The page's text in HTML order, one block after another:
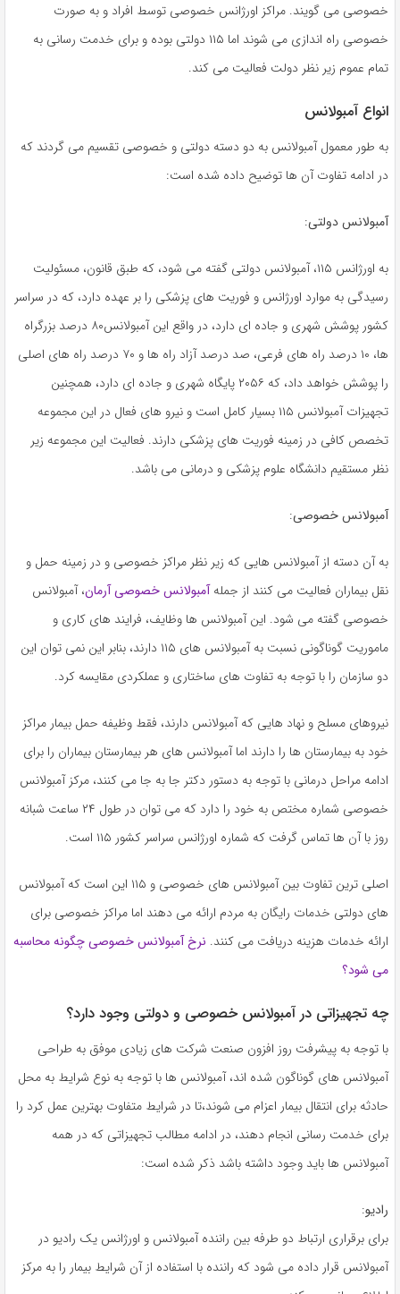
خصوصی می گویند. مراکز اورژانس خصوصی توسط افراد و به صورت
خصوصی راه اندازی می شوند اما ۱۱۵ دولتی بوده و برای خدمت رسانی به
تمام عموم زیر نظر دولت فعالیت می کند.
انواع آمبولانس
به طور معمول آمبولانس به دو دسته دولتی و خصوصی تقسیم می گردند که
در ادامه تفاوت آن ها توضیح داده شده است:
آمبولانس دولتی:
به اورژانس ۱۱۵، آمبولانس دولتی گفته می شود، که طبق قانون، مسئولیت
رسیدگی به موارد اورژانس و فوریت های پزشکی را بر عهده دارد، که در سراسر
کشور پوشش شهری و جاده ‌ای دارد، در واقع این آمبولانس۸۰ درصد بزرگراه
ها، ۱۰ درصد راه های فرعی، صد درصد آزاد راه ها و ۷۰ درصد راه های اصلی
را پوشش خواهد داد، که ۲۰۵۶ پایگاه شهری و جاده ‌ای دارد، همچنین
تجهیزات آمبولانس ۱۱۵ بسیار کامل است و نیرو های فعال در این مجموعه
تخصص کافی در زمینه فوریت های پزشکی دارند. فعالیت این مجموعه زیر
نظر مستقیم دانشگاه علوم پزشکی و درمانی می باشد.
آمبولانس خصوصی:
به آن دسته از آمبولانس هایی که زیر نظر مراکز خصوصی و در زمینه حمل و
نقل بیماران فعالیت می کنند از جملهآمبولانس خصوصی آرمان، آمبولانس
خصوصی گفته می شود. این آمبولانس ها وظایف، فرایند های کاری و
ماموریت گوناگونی نسبت به آمبولانس های ۱۱۵ دارند، بنابر این نمی ‌توان این
دو سازمان را با توجه به تفاوت های ساختاری و عملکردی مقایسه کرد.
نیروهای مسلح و نهاد هایی که آمبولانس دارند، فقط وظیفه حمل بیمار مراکز
خود به بیمارستان ها را دارند اما آمبولانس های هر بیمارستان بیماران را برای
ادامه مراحل درمانی با توجه به دستور دکتر جا به جا می کنند، مرکز آمبولانس
خصوصی شماره مختص به خود را دارد که می توان در طول ۲۴ ساعت شبانه
روز با آن ها تماس گرفت که شماره اورژانس سراسر کشور ۱۱۵ است.
اصلی ترین تفاوت بین آمبولانس های خصوصی و ۱۱۵ این است که آمبولانس
های دولتی خدمات رایگان به مردم ارائه می دهند اما مراکز خصوصی برای
ارائه خدمات هزینه دریافت می کنند. نرخ آمبولانس خصوصی چگونه محاسبه
می شود؟
چه تجهیزاتی در آمبولانس خصوصی و دولتی وجود دارد؟
با توجه به پیشرفت روز افزون صنعت شرکت های زیادی موفق به طراحی
آمبولانس های گوناگون شده‌ اند، آمبولانس ها با توجه به نوع شرایط به محل
حادثه برای انتقال بیمار اعزام می شوند،تا در شرایط متفاوت بهترین عمل کرد را
برای خدمت رسانی انجام دهند، در ادامه مطالب تجهیزاتی که در همه
آمبولانس ها باید وجود داشته باشد ذکر شده است:
رادیو:
برای برقراری ارتباط دو طرفه بین راننده آمبولانس و اورژانس یک رادیو در
آمبولانس قرار داده می شود که راننده با استفاده از آن شرایط بیمار را به مرکز